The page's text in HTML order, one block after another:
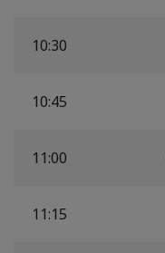
10:30
10:45
11:00
11:15